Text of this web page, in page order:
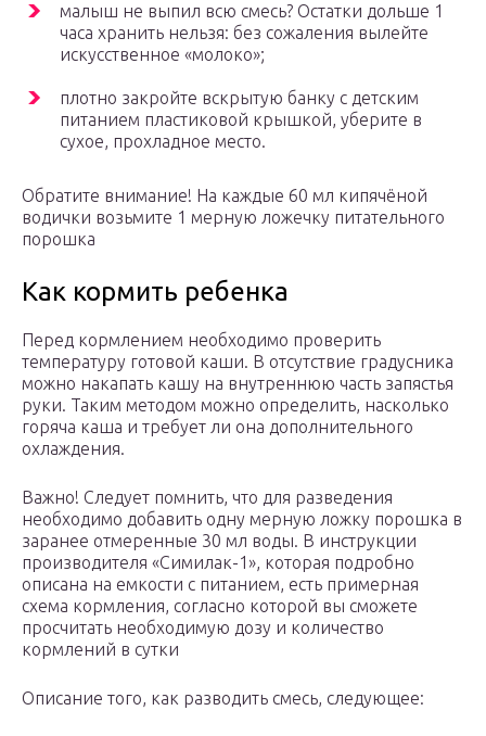
малыш не выпил всю смесь? Остатки дольше 1
часа хранить нельзя: без сожаления вылейте
искусственное «молоко»;
плотно закройте вскрытую банку с детским
питанием пластиковой крышкой, уберите в
сухое, прохладное место.
Обратите внимание! На каждые 60 мл кипячёной
водички возьмите 1 мерную ложечку питательного
порошка
Как кормить ребенка
Перед кормлением необходимо проверить
температуру готовой каши. В отсутствие градусника
можно накапать кашу на внутреннюю часть запястья
руки. Таким методом можно определить, насколько
горяча каша и требует ли она дополнительного
охлаждения.
Важно! Следует помнить, что для разведения
необходимо добавить одну мерную ложку порошка в
заранее отмеренные 30 мл воды. В инструкции
производителя «Симилак-1», которая подробно
описана на емкости с питанием, есть примерная
схема кормления, согласно которой вы сможете
просчитать необходимую дозу и количество
кормлений в сутки
Описание того, как разводить смесь, следующее: